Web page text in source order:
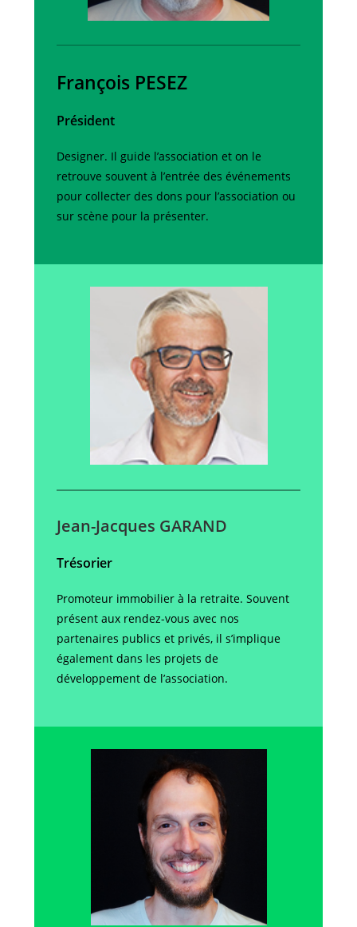
François PESEZ
Président
Designer. Il guide l’association et on le
retrouve souvent à l’entrée des événements
pour collecter des dons pour l’association ou
sur scène pour la présenter.
Jean-Jacques GARAND
Trésorier
Promoteur immobilier à la retraite. Souvent
présent aux rendez-vous avec nos
partenaires publics et privés, il s’implique
également dans les projets de
développement de l’association.